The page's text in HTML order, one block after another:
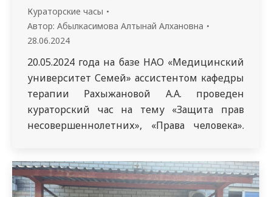
Кураторские часы
Автор: Абылкасимова Алтынай Алхановна
28.06.2024
20.05.2024 года на базе НАО «Медицинский
университет Семей» ассистентом кафедры
терапии Рахыжановой А.А. проведен
кураторский час на тему «Защита прав
несовершеннолетних», «Права человека».
правовой грамотности и профилактику
правонарушений. В ходе тренинга